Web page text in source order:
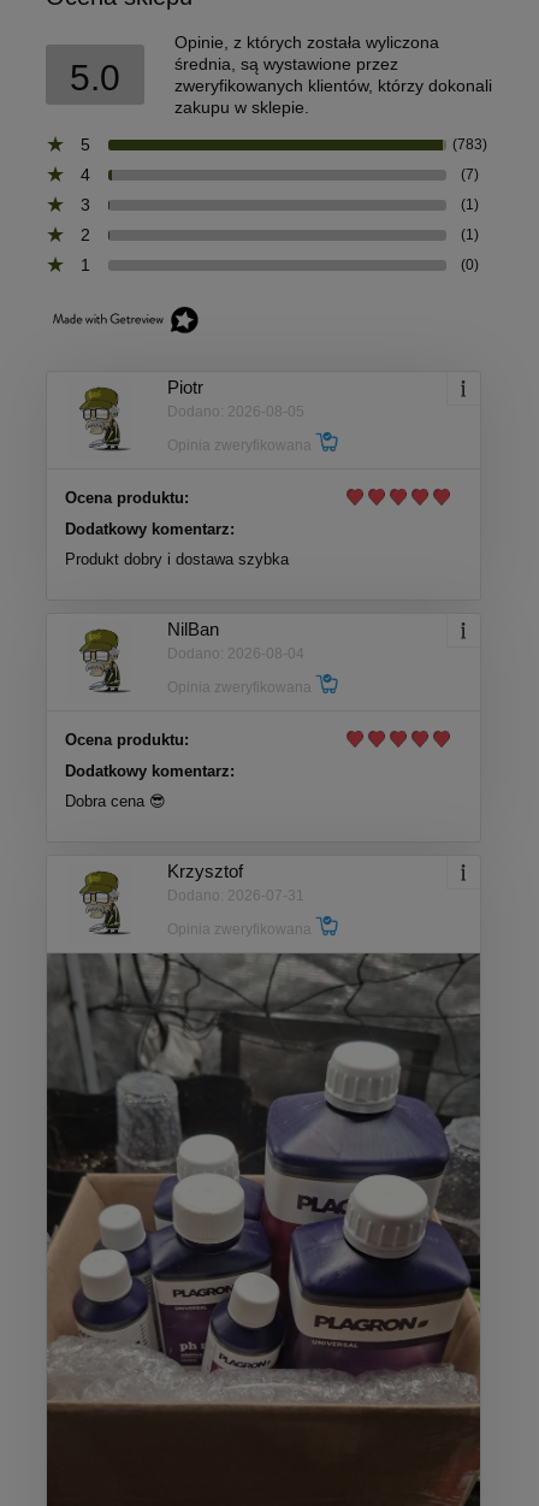
5.0
Opinie, z których została wyliczona
średnia, są wystawione przez
zweryfikowanych klientów, którzy dokonali
zakupu w sklepie.
5
(783)
4 (7)
3 (1)
2 (1)
1 (0)
Piotr
Dodano: 2026-08-05
Opinia zweryfikowana
Ocena produktu:
Dodatkowy komentarz:
Produkt dobry i dostawa szybka
NilBan
Dodano: 2026-08-04
Opinia zweryfikowana
Ocena produktu:
Dodatkowy komentarz:
Dobra cena 😎
Krzysztof
Dodano: 2026-07-31
Opinia zweryfikowana